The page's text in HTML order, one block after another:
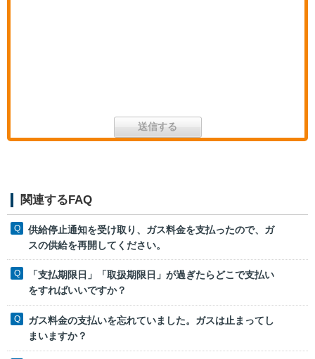
関連するFAQ
供給停止通知を受け取り、ガス料金を支払ったので、ガ
スの供給を再開してください。
「支払期限日」「取扱期限日」が過ぎたらどこで支払い
をすればいいですか？
ガス料金の支払いを忘れていました。ガスは止まってし
まいますか？